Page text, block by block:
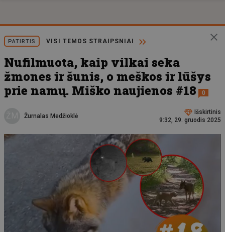
PATIRTIS VISI TEMOS STRAIPSNIAI
Nufilmuota, kaip vilkai seka
žmones ir šunis, o meškos ir lūšys
prie namų. Miško naujienos #18
0
Žurnalas Medžioklė
Išskirtinis
9:32, 29. gruodis 2025